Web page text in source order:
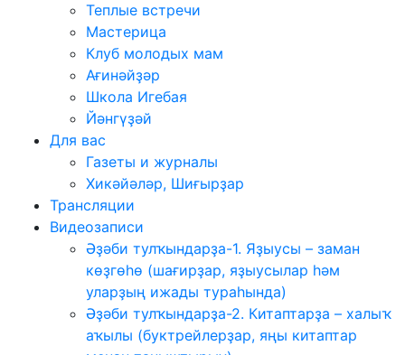
Теплые встречи
Мастерица
Клуб молодых мам
Ағинәйҙәр
Школа Игебая
Йәнгүҙәй
Для вас
Газеты и журналы
Хикәйәләр, Шиғырҙар
Трансляции
Видеозаписи
Әҙәби тулҡындарҙа-1. Яҙыусы – заман
көҙгөһө (шағирҙар, яҙыусылар һәм
уларҙың ижады тураһында)
Әҙәби тулҡындарҙа-2. Китаптарҙа – халыҡ
аҡылы (буктрейлерҙар, яңы китаптар